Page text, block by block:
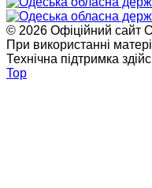
© 2026 Офіційний сайт
При використанні
Технічна підтримка
Top